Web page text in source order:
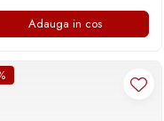
Adauga in cos